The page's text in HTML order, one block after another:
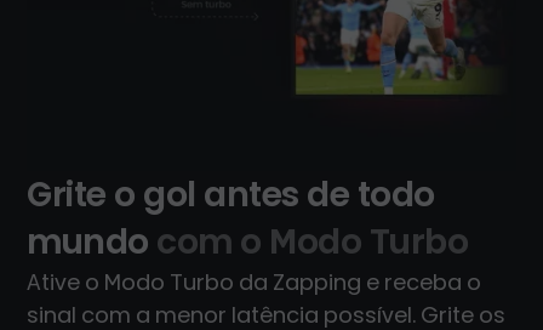
Grite o gol antes de todo
mundo com o Modo Turbo
Ative o Modo Turbo da Zapping e receba o
sinal com a menor latência possível. Grite os